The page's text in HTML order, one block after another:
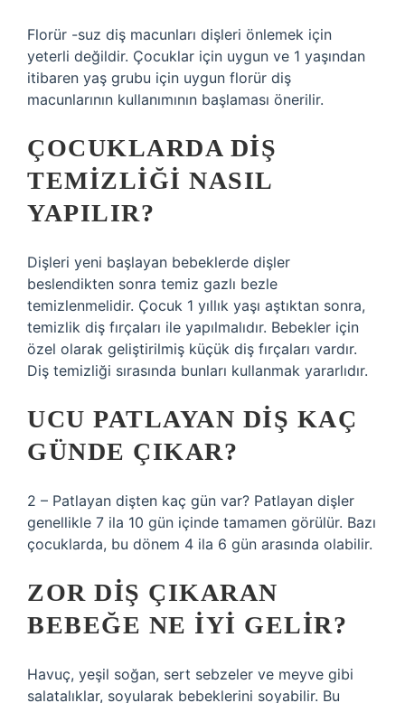
Florür -suz diş macunları dişleri önlemek için
yeterli değildir. Çocuklar için uygun ve 1 yaşından
itibaren yaş grubu için uygun florür diş
macunlarının kullanımının başlaması önerilir.
ÇOCUKLARDA DIŞ
TEMIZLIĞI NASIL
YAPILIR?
Dişleri yeni başlayan bebeklerde dişler
beslendikten sonra temiz gazlı bezle
temizlenmelidir. Çocuk 1 yıllık yaşı aştıktan sonra,
temizlik diş fırçaları ile yapılmalıdır. Bebekler için
özel olarak geliştirilmiş küçük diş fırçaları vardır.
Diş temizliği sırasında bunları kullanmak yararlıdır.
UCU PATLAYAN DIŞ KAÇ
GÜNDE ÇIKAR?
2 – Patlayan dişten kaç gün var? Patlayan dişler
genellikle 7 ila 10 gün içinde tamamen görülür. Bazı
çocuklarda, bu dönem 4 ila 6 gün arasında olabilir.
ZOR DIŞ ÇIKARAN
BEBEĞE NE IYI GELIR?
Havuç, yeşil soğan, sert sebzeler ve meyve gibi
salatalıklar, soyularak bebeklerini soyabilir. Bu